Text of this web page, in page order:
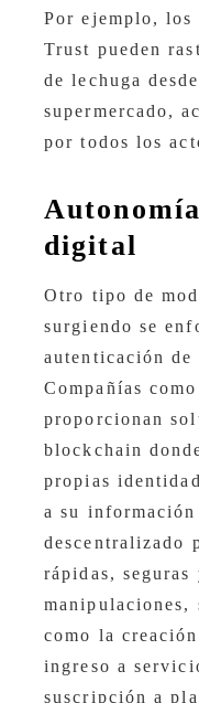
Por ejemplo, los
Trust pueden
de lechuga
supermercado,
por todos los
digital
Otro tipo de
surgiendo se
autenticación
Compañías
proporcionan
blockchain
propias
a su
descentralizado
rápidas, seguras
manipulaciones,
como la
ingreso a
suscripción a